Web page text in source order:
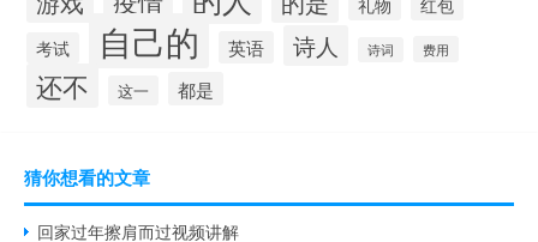
考试
自己的 英语 诗人 诗词 费用
还不 这一 都是
猜你想看的文章
回家过年擦肩而过视频讲解